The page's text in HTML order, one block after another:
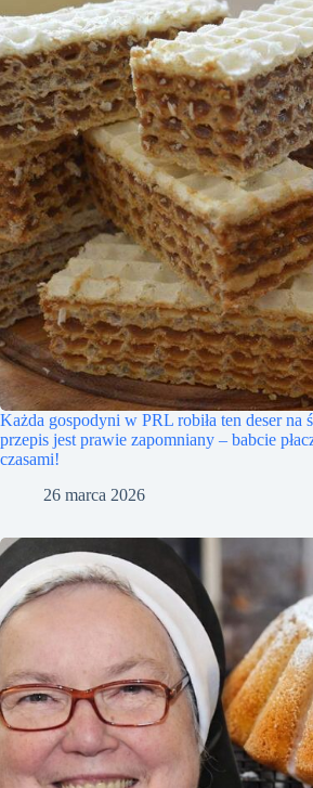
Każda gospodyni w PRL robiła ten deser na
przepis jest prawie zapomniany – babcie
czasami!
26 marca 2026